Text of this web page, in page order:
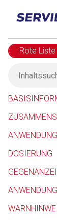
Rote Liste
DOSIERUNG